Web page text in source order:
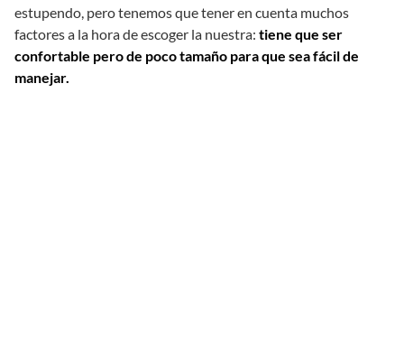
estupendo, pero tenemos que tener en cuenta muchos
factores a la hora de escoger la nuestra: tiene que ser
confortable pero de poco tamaño para que sea fácil de
manejar.